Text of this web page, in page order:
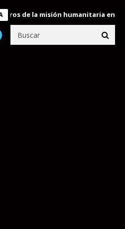
de la misión humanitaria enviada a